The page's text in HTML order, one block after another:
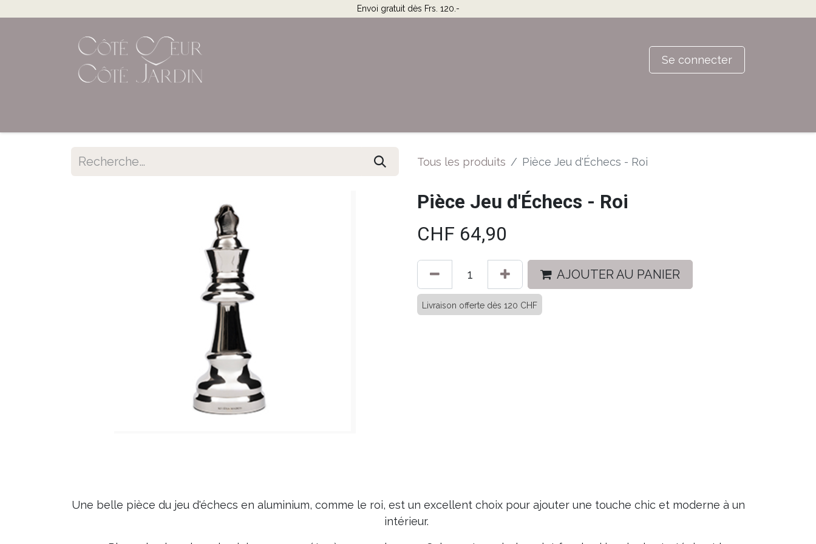
Envoi gratuit dès Frs. 120.-
Se connecter
Tous les produits Pièce Jeu d'Échecs - Roi
Pièce Jeu d'Échecs - Roi
CHF 64,90
AJOUTER AU PANIER
Livraison offerte dès 120 CHF
Une belle pièce du jeu d'échecs en aluminium, comme le roi, est un excellent choix pour ajouter une touche chic et moderne à un
intérieur.